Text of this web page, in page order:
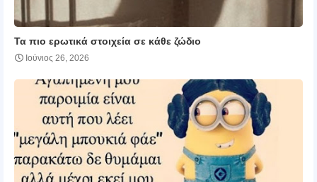
Τα πιο ερωτικά στοιχεία σε κάθε ζώδιο
Ιούνιος 26, 2026